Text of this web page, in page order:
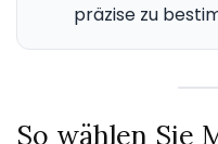
präzise zu
So wählen Sie